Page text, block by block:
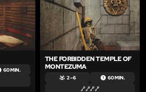
60 MIN.
THE FORBIDDEN TEMPLE OF
MONTEZUMA
2 – 6 60 MIN.